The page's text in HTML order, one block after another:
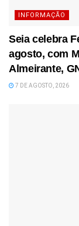
INFORMAÇÃO
Seia celebra
agosto, com
Almeirante,
7 DE AGOSTO, 2026